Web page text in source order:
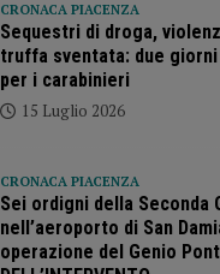
CRONACA PIACENZA
Sequestri di droga,
truffa sventata: due
per i carabinieri
15 Luglio 2026
CRONACA PIACENZA
Sei ordigni della Seconda
nell’aeroporto di San
operazione del Genio